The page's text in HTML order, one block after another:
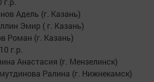
Адель (г. Казань)
Эмир ( г. Казань)
Роман (г. Казань)
г.р.
Анастасия (г. Мензелинск)
Ралина (г. Нижнекамск)